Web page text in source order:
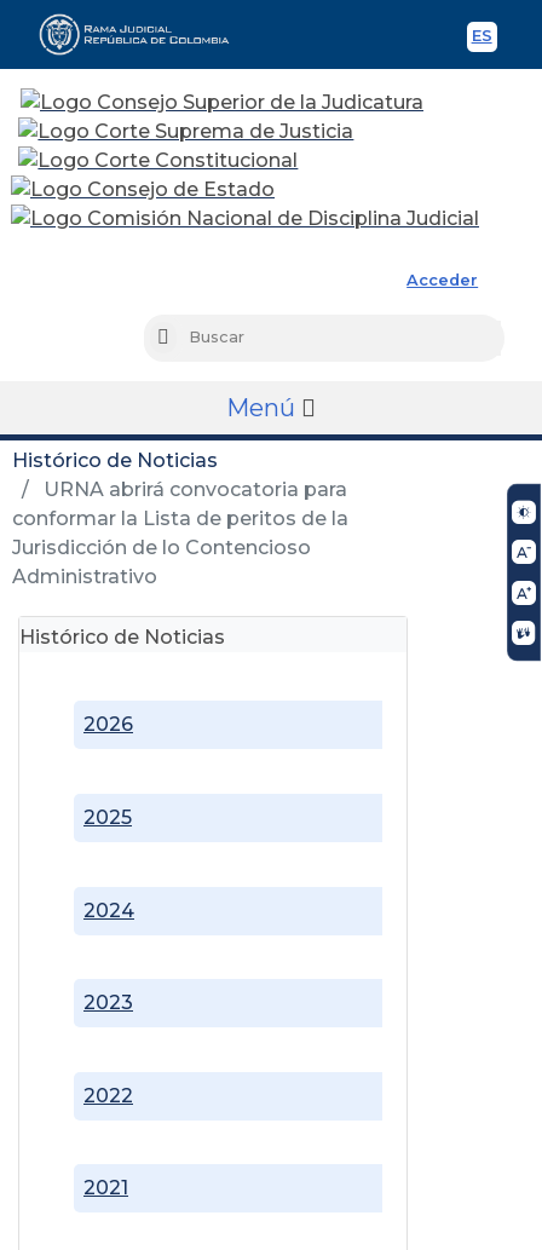
ES
Acceder
Buscar
Menú
Histórico de Noticias
URNA abrirá convocatoria para
conformar la Lista de peritos de la
Jurisdicción de lo Contencioso
Administrativo
Histórico de Noticias
2021
2022
2023
2024
2025
2026